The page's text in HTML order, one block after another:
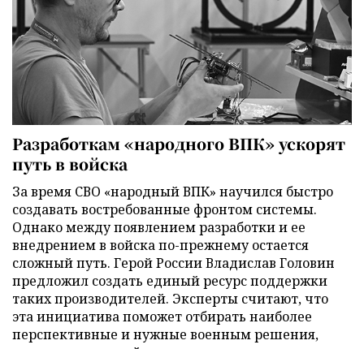
Разработкам «народного ВПК» ускорят
путь в войска
За время СВО «народный ВПК» научился быстро
создавать востребованные фронтом системы.
Однако между появлением разработки и ее
внедрением в войска по-прежнему остается
сложный путь. Герой России Владислав Головин
предложил создать единый ресурс поддержки
таких производителей. Эксперты считают, что
эта инициатива поможет отбирать наиболее
перспективные и нужные военным решения,